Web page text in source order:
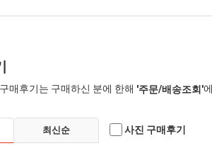
매후기는 구매하신 분에 한해 '주문/배송조회'
최신순 사진 구매후기